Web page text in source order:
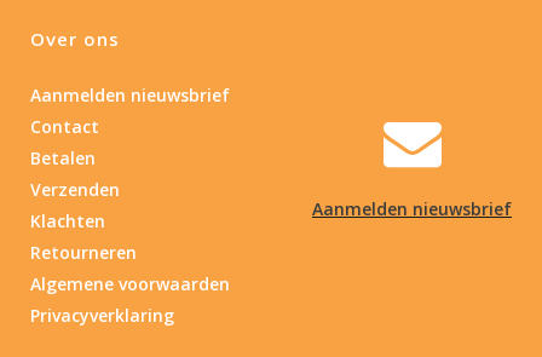
Aanmelden nieuwsbrief
Over ons
Aanmelden nieuwsbrief
Contact
Betalen
Verzenden
Klachten
Retourneren
Algemene voorwaarden
Privacyverklaring